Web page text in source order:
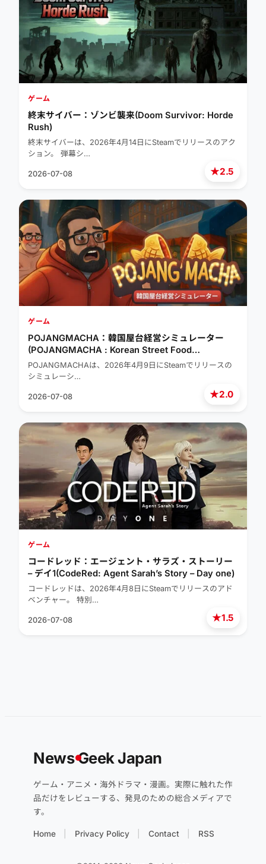
★2.5
ゲーム
終末サイバー：ゾンビ襲来(Doom Survivor: Horde
Rush)
終末サイバーは、2026年4月14日にSteamでリリースのアク
ション。 弾幕シ…
2026-07-08
★2.0
ゲーム
POJANGMACHA：韓国屋台経営シミュレーター
(POJANGMACHA : Korean Street Food
Management Simulator)
POJANGMACHAは、2026年4月9日にSteamでリリースの
シミュレーシ…
2026-07-08
★1.5
ゲーム
コードレッド：エージェント・サラズ・ストーリー
– デイ1(CodeRed: Agent Sarah’s Story – Day one)
コードレッドは、2026年4月8日にSteamでリリースのアド
ベンチャー。 特別…
2026-07-08
NewsGeek Japan
ゲーム・アニメ・海外ドラマ・漫画。実際に触れた作
品だけをレビューする、発見のための総合メディアで
す。
Home Privacy Policy Contact RSS